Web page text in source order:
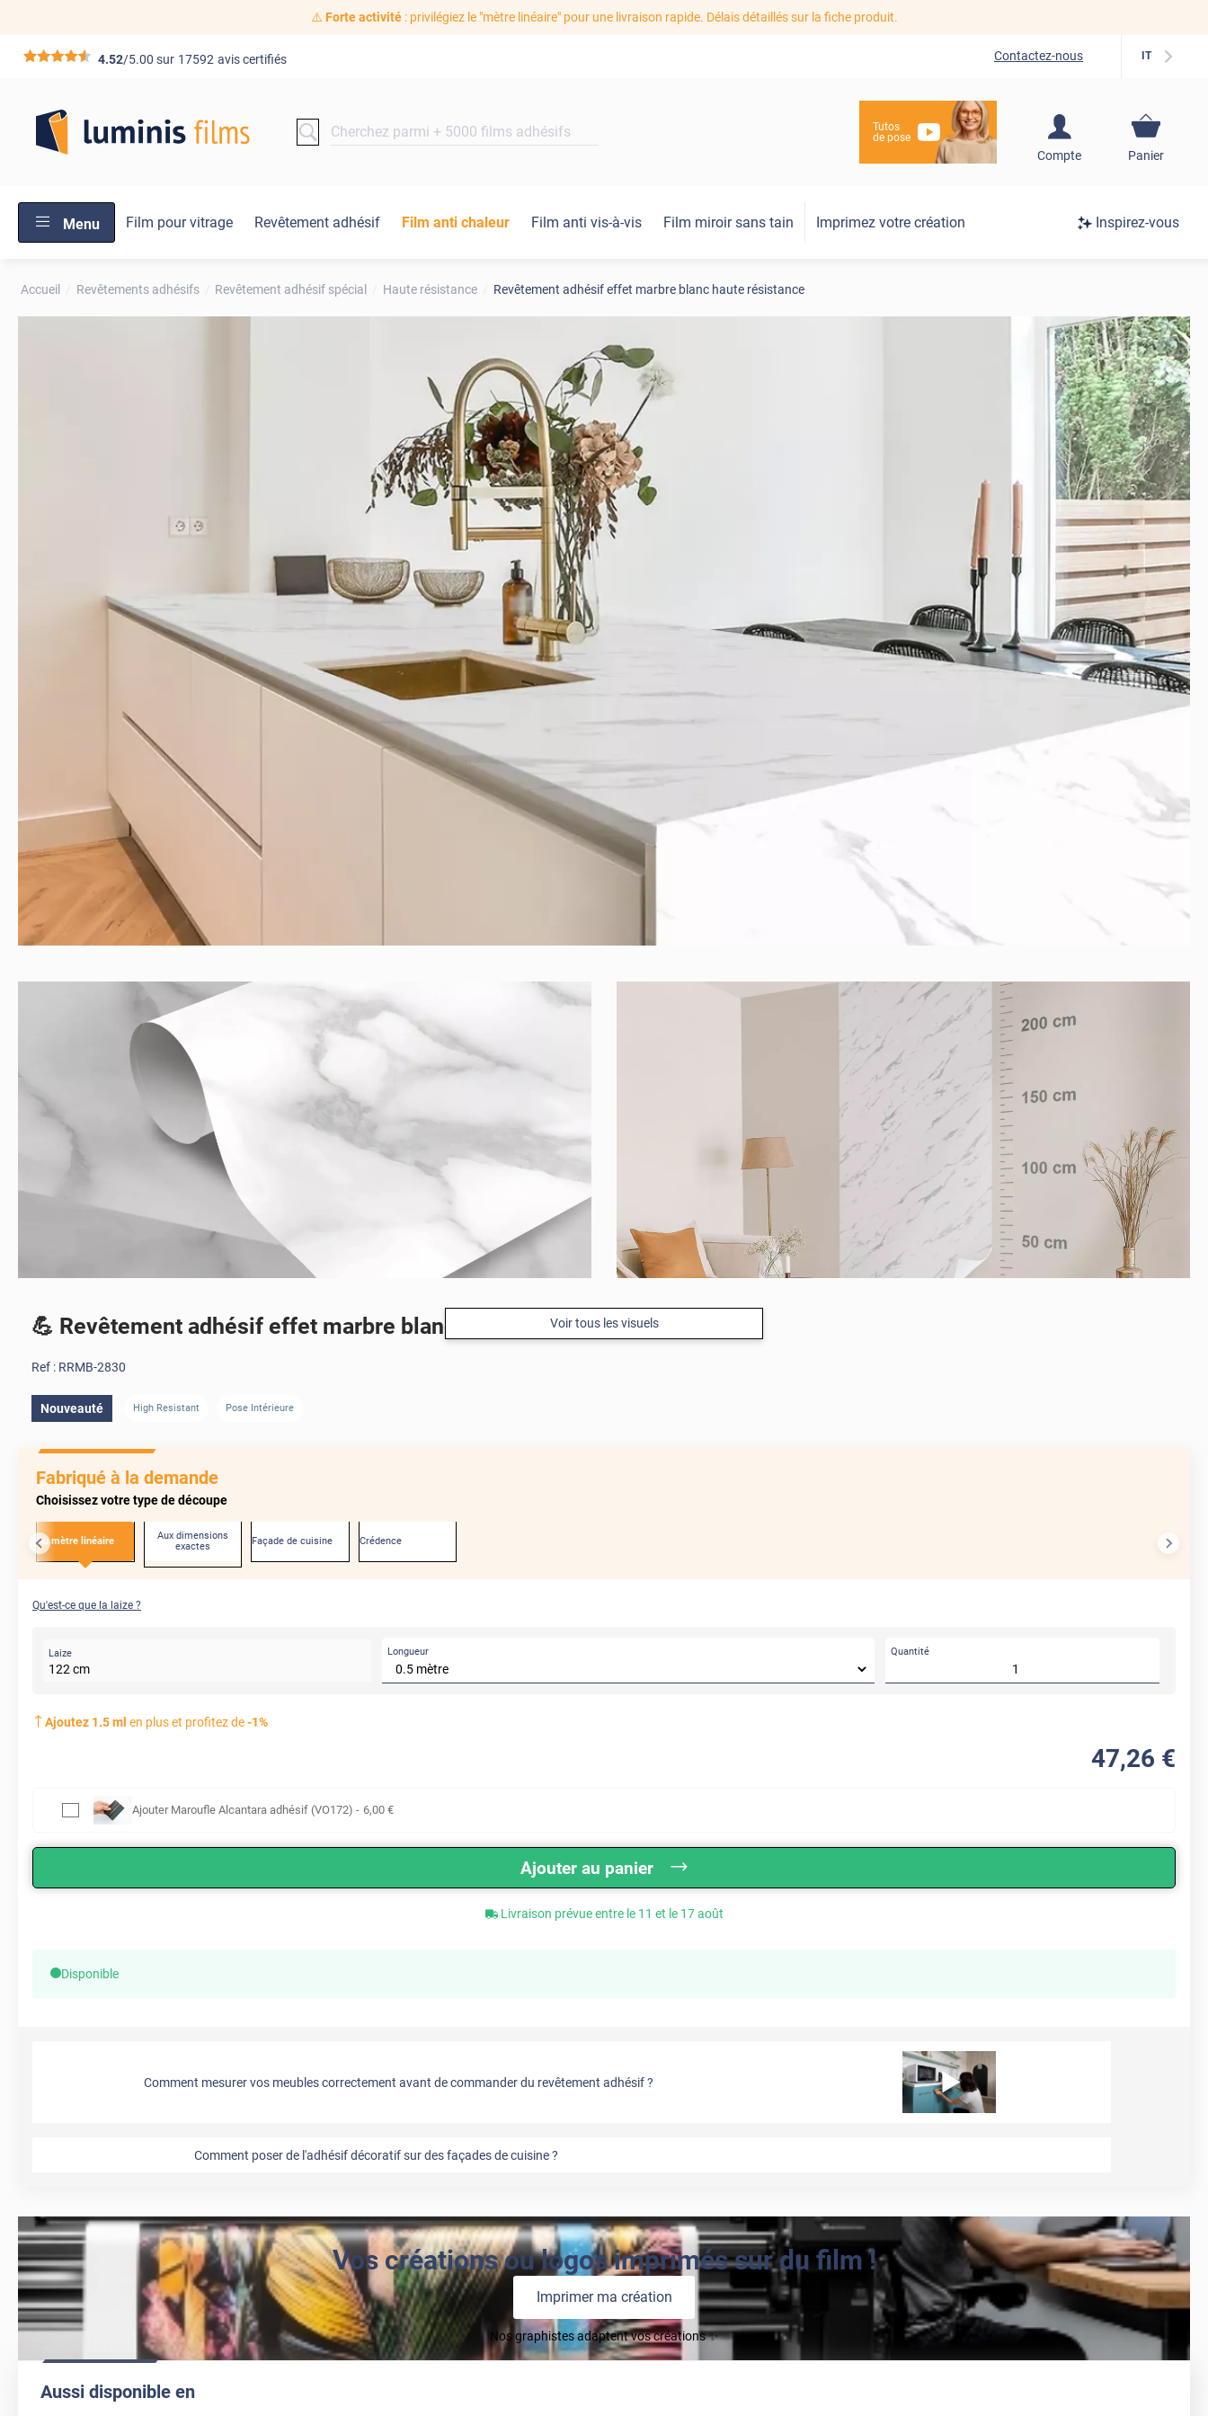
⚠️ Forte activité: privilégiez le "mètre linéaire" pour une livraison rapide. Délais détaillés sur la fiche produit.
*****4.52/5.00 sur 17592 avis certifiés Contactez-nous IT
Tutos
de pose
Compte
S'inscrire / Se
Panier
Menu Film pour vitrage Revêtement adhésif Film anti chaleur Film anti vis-à-vis Film miroir sans tain Imprimez votre création Inspirez-vous
Accueil Revêtements adhésifs Revêtement adhésif spécial Haute résistance Revêtement adhésif effet marbre blanc haute résistance
Voir tous les visuels
💪 Revêtement adhésif effet marbre blanc haute résistance
Ref : RRMB-2830
Nouveauté High Resistant Pose Intérieure
Fabriqué à la demande
Choisissez votre type de découpe
Au mètre linéaire
Aux dimensions
exactes
Façade de cuisine Crédence
Qu'est-ce que la laize ?
Laize
122 cm
Longueur Quantité
Ajoutez 1.5ml en plus et profitez de-1%
47,26 €
Ajouter Maroufle Alcantara adhésif (VO172) - 6,00 €
Ajouter au panier
Livraison prévue entre le 11 et le 17 août
Disponible
Comment mesurer vos meubles correctement avant de commander du revêtement adhésif ?
Comment poser de l'adhésif décoratif sur des façades de cuisine ?
Vos créations ou logos imprimés sur du film !
Imprimer ma création
Nos graphistes adaptent vos créations ✨
Aussi disponible en